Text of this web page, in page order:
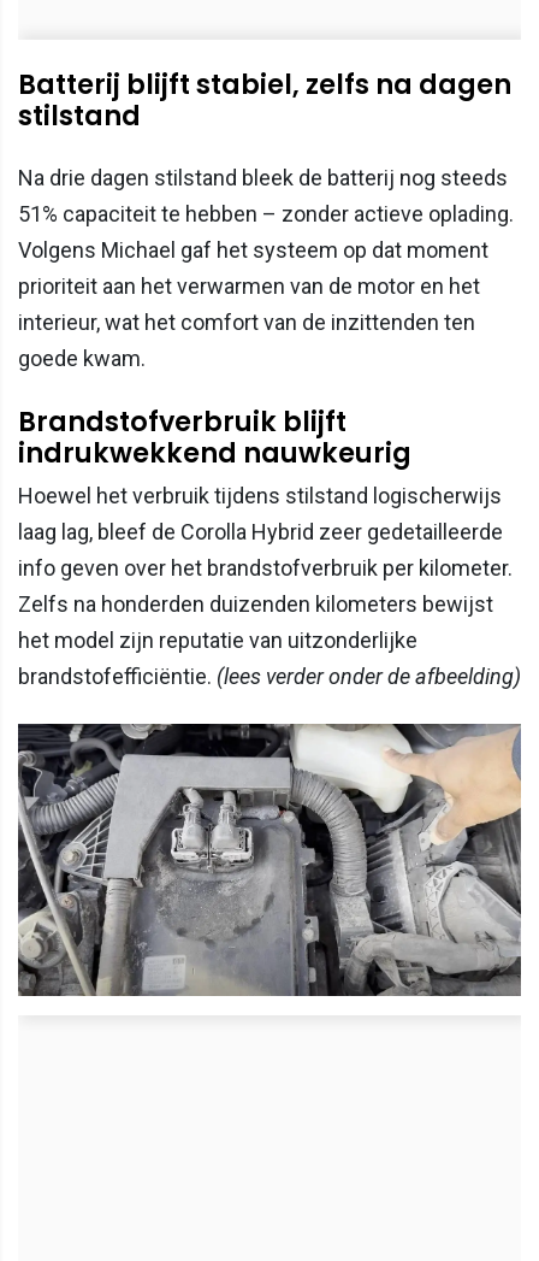
Batterij blijft stabiel, zelfs na dagen
stilstand
Na drie dagen stilstand bleek de batterij nog steeds
51% capaciteit te hebben – zonder actieve oplading.
Volgens Michael gaf het systeem op dat moment
prioriteit aan het verwarmen van de motor en het
interieur, wat het comfort van de inzittenden ten
goede kwam.
Brandstofverbruik blijft
indrukwekkend nauwkeurig
Hoewel het verbruik tijdens stilstand logischerwijs
laag lag, bleef de Corolla Hybrid zeer gedetailleerde
info geven over het brandstofverbruik per kilometer.
Zelfs na honderden duizenden kilometers bewijst
het model zijn reputatie van uitzonderlijke
brandstofefficiëntie. (lees verder onder de afbeelding)